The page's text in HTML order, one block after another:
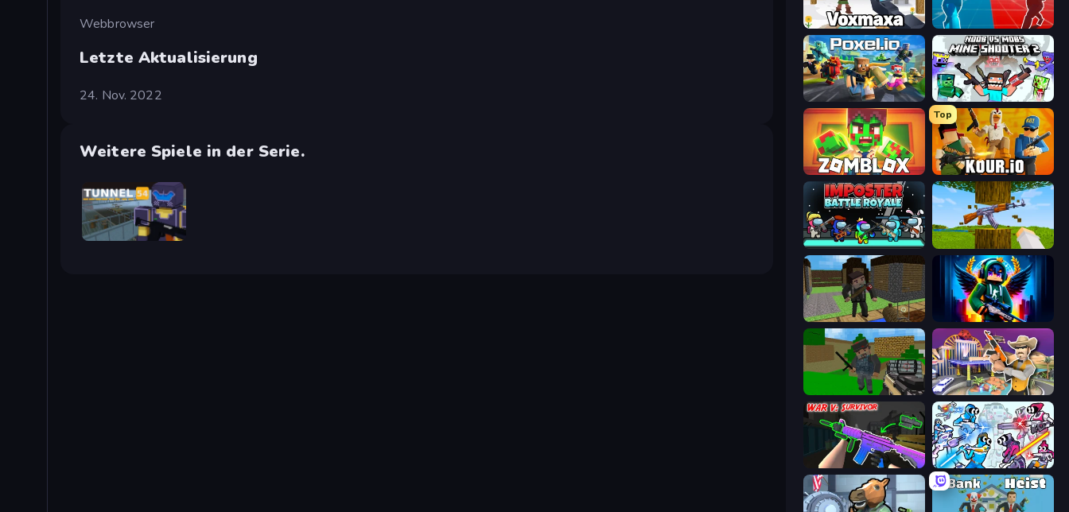
Webbrowser
Letzte Aktualisierung
24. Nov. 2022
Weitere Spiele in der Serie.
Tunnel 54
Voxmaxa Battle of the Soldiers: Red vs Blue
Poxel.io Mine Shooter 2: Noob vs Mobs
Zomblox
Top
Kour.io
Imposter Battle Royale Mine Shooter 3D
Block Pixel Gun Apocalypse 3
Crazy Pixel Apocalypse Casino Robbery
War V: Survivor Space Wars Battleground